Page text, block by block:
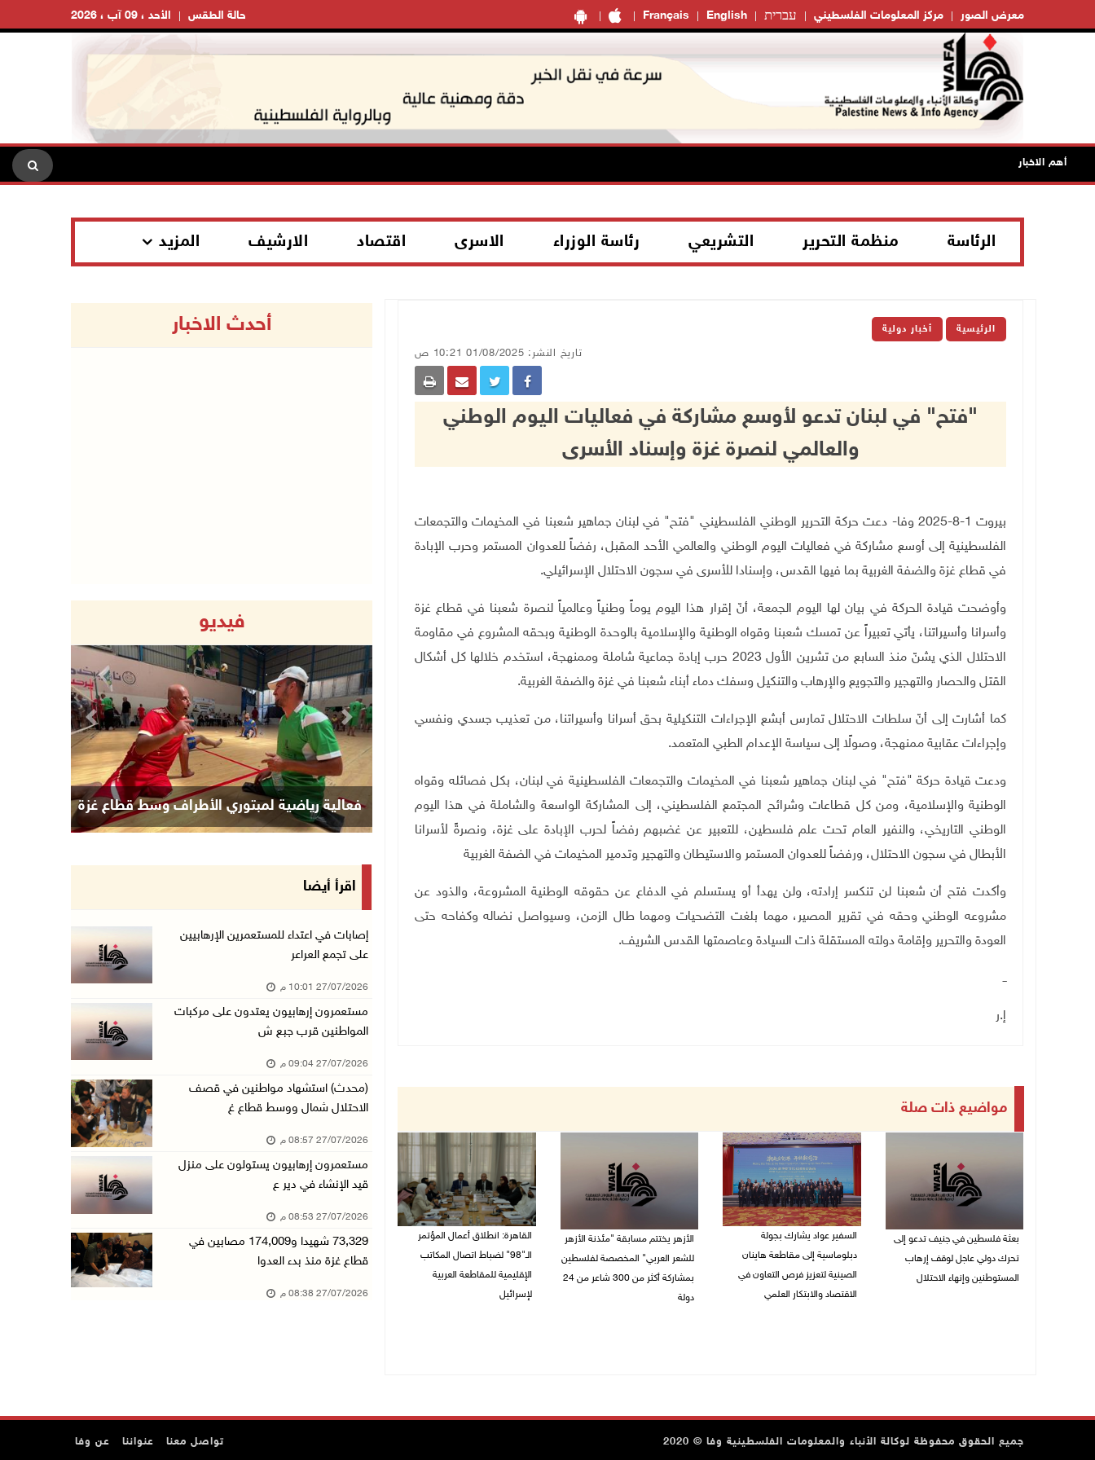
Français English עברית مركز المعلومات الفلسطيني معرض الصور الأحد ، 09 آب ، 2026 حالة الطقس
أهم الاخبار
الرئاسة منظمة التحرير التشريعي رئاسة الوزراء الاسرى اقتصاد الارشيف المزيد
الرئيسية أخبار دولية
تاريخ النشر: 01/08/2025 10:21 ص
"فتح" في لبنان تدعو لأوسع مشاركة في فعاليات اليوم الوطني
والعالمي لنصرة غزة وإسناد الأسرى
بيروت 1-8-2025 وفا- دعت حركة التحرير الوطني الفلسطيني "فتح" في لبنان جماهير شعبنا في المخيمات والتجمعات
الفلسطينية إلى أوسع مشاركة في فعاليات اليوم الوطني والعالمي الأحد المقبل، رفضاً للعدوان المستمر وحرب الإبادة
في قطاع غزة والضفة الغربية بما فيها القدس، وإسنادا للأسرى في سجون الاحتلال الإسرائيلي.
وأوضحت قيادة الحركة في بيان لها اليوم الجمعة، أنّ إقرار هذا اليوم يوماً وطنياً وعالمياً لنصرة شعبنا في قطاع غزة
وأسرانا وأسيراتنا، يأتي تعبيراً عن تمسك شعبنا وقواه الوطنية والإسلامية بالوحدة الوطنية وبحقه المشروع في مقاومة
الاحتلال الذي يشنّ منذ السابع من تشرين الأول 2023 حرب إبادة جماعية شاملة وممنهجة، استخدم خلالها كل أشكال
القتل والحصار والتهجير والتجويع والإرهاب والتنكيل وسفك دماء أبناء شعبنا في غزة والضفة الغربية.
كما أشارت إلى أنّ سلطات الاحتلال تمارس أبشع الإجراءات التنكيلية بحق أسرانا وأسيراتنا، من تعذيب جسدي ونفسي
وإجراءات عقابية ممنهجة، وصولًا إلى سياسة الإعدام الطبي المتعمد.
ودعت قيادة حركة "فتح" في لبنان جماهير شعبنا في المخيمات والتجمعات الفلسطينية في لبنان، بكل فصائله وقواه
الوطنية والإسلامية، ومن كل قطاعات وشرائح المجتمع الفلسطيني، إلى المشاركة الواسعة والشاملة في هذا اليوم
الوطني التاريخي، والنفير العام تحت علم فلسطين، للتعبير عن غضبهم رفضاً لحرب الإبادة على غزة، ونصرةً لأسرانا
الأبطال في سجون الاحتلال، ورفضاً للعدوان المستمر والاستيطان والتهجير وتدمير المخيمات في الضفة الغربية
وأكدت فتح أن شعبنا لن تنكسر إرادته، ولن يهدأ أو يستسلم في الدفاع عن حقوقه الوطنية المشروعة، والذود عن
مشروعه الوطني وحقه في تقرير المصير، مهما بلغت التضحيات ومهما طال الزمن، وسيواصل نضاله وكفاحه حتى
العودة والتحرير وإقامة دولته المستقلة ذات السيادة وعاصمتها القدس الشريف.
ــ
إ.ر
مواضيع ذات صلة
بعثة فلسطين في جنيف تدعو إلى
تحرك دولي عاجل لوقف إرهاب
المستوطنين وإنهاء الاحتلال
السفير عواد يشارك بجولة
دبلوماسية إلى مقاطعة هاينان
الصينية لتعزيز فرص التعاون في
الاقتصاد والابتكار العلمي
الأزهر يختتم مسابقة "مئذنة الأزهر
للشعر العربي" المخصصة لفلسطين
بمشاركة أكثر من 300 شاعر من 24
دولة
القاهرة: انطلاق أعمال المؤتمر
الـ"98" لضباط اتصال المكاتب
الإقليمية للمقاطعة العربية
لإسرائيل
أحدث الاخبار
فيديو
فعالية رياضية لمبتوري الأطراف وسط قطاع غزة
Previous Next
اقرأ أيضا
إصابات في اعتداء للمستعمرين الإرهابيين
على تجمع العراعر
27/07/2026 10:01 م
مستعمرون إرهابيون يعتدون على مركبات
المواطنين قرب جبع ش
27/07/2026 09:04 م
(محدث) استشهاد مواطنين في قصف
الاحتلال شمال ووسط قطاع غ
27/07/2026 08:57 م
مستعمرون إرهابيون يستولون على منزل
قيد الإنشاء في دير ع
27/07/2026 08:53 م
73,329 شهيدا و174,009 مصابين في
قطاع غزة منذ بدء العدوا
27/07/2026 08:38 م
جميع الحقوق محفوظة لوكالة الأنباء والمعلومات الفلسطينية وفا © 2020 تواصل معنا عنواننا عن وفا